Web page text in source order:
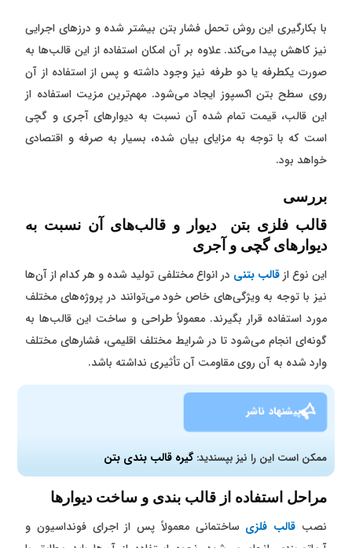
با بکارگیری این روش تحمل فشار بتن بیشتر شده و درز‌های اجرایی
نیز کاهش پیدا می‌کند. علاوه بر آن امکان استفاده از این قالب‌ها به
صورت یکطرفه یا دو طرفه نیز وجود داشته و پس از استفاده از آن
روی سطح بتن اکسپوز ایجاد می‌شود. مهم‌ترین مزیت استفاده از
این قالب، قیمت تمام شده آن نسبت به دیوارهای آجری و گچی
است که با توجه به مزایای بیان شده، بسیار به صرفه و اقتصادی
خواهد بود.
بررسی
قالب فلزی بتن دیوار و قالب‌های آن نسبت به
دیوارهای گچی و آجری
این نوع از قالب‌ بتنی در انواع مختلفی تولید شده و هر کدام از آن‌ها
نیز با توجه به ویژگی‌های خاص خود می‌توانند در پروژه‌های مختلف
مورد استفاده قرار بگیرند. معمولاً طراحی و ساخت این قالب‌ها به
گونه‌ای انجام می‌شود تا در شرایط مختلف اقلیمی، فشار‌های مختلف
وارد شده به آن روی مقاومت آن تأثیری نداشته باشد.
پیشنهاد ناشر
ممکن است این را نیز بپسندید:گیره قالب بندی بتن
مراحل استفاده از قالب بندی و ساخت دیوار‌ها
نصبقالب فلزی ساختمانی معمولاً پس از اجرای فونداسیون و
آرماتوربندی انجام می‌شود. نحوه استفاده از آن‌ها باید مطابق با